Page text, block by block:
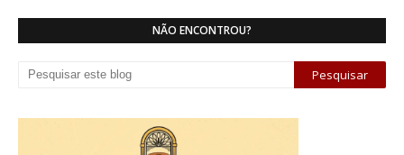
NÃO ENCONTROU?